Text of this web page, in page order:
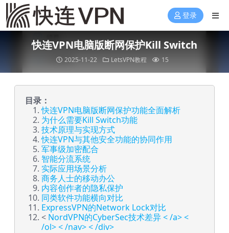
登录
快连VPN电脑版断网保护Kill Switch
2025-11-22 LetsVPN教程 15
目录：
快连VPN电脑版断网保护功能全面解析
为什么需要Kill Switch功能
技术原理与实现方式
快连VPN与其他安全功能的协同作用
军事级加密配合
智能分流系统
实际应用场景分析
商务人士的移动办公
内容创作者的隐私保护
同类软件功能横向对比
ExpressVPN的Network Lock对比
< NordVPN的CyberSec技术差异 < /a> <
/ol> < /nav> < /div>